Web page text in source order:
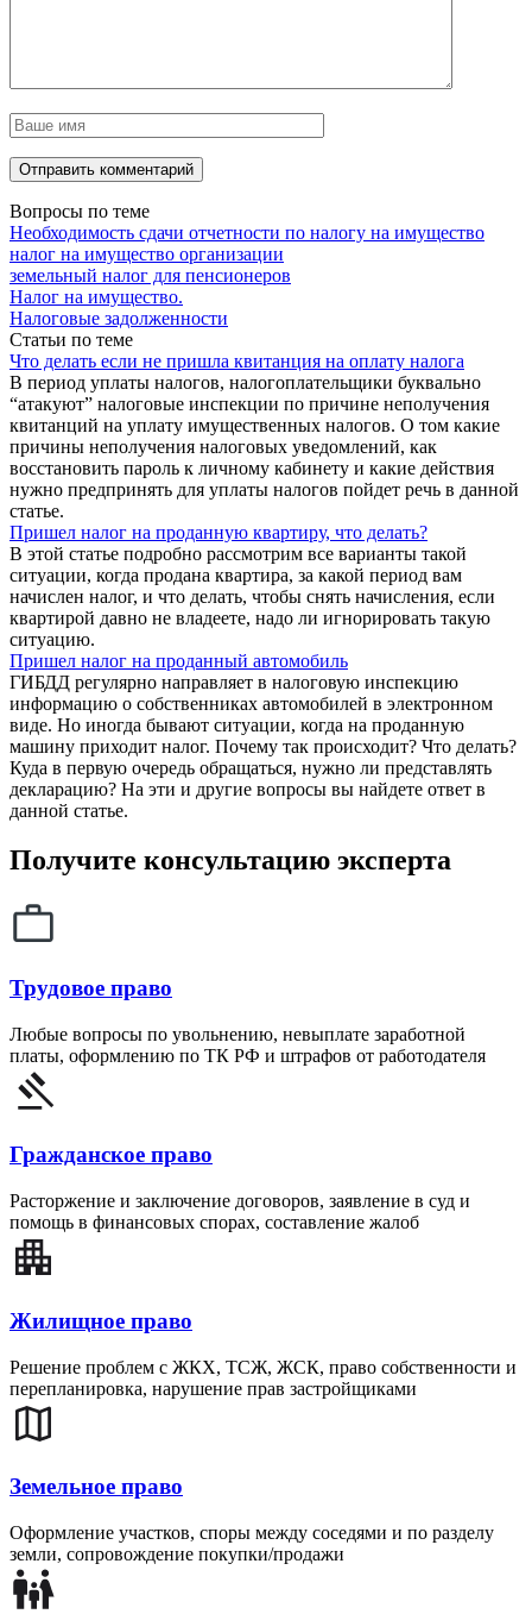
Вопросы по теме
Необходимость сдачи отчетности по налогу на имущество
налог на имущество организации
земельный налог для пенсионеров
Налог на имущество.
Налоговые задолженности
Статьи по теме
Что делать если не пришла квитанция на оплату налога
В период уплаты налогов, налогоплательщики буквально
“атакуют” налоговые инспекции по причине неполучения
квитанций на уплату имущественных налогов. О том какие
причины неполучения налоговых уведомлений, как
восстановить пароль к личному кабинету и какие действия
нужно предпринять для уплаты налогов пойдет речь в данной
статье.
Пришел налог на проданную квартиру, что делать?
В этой статье подробно рассмотрим все варианты такой
ситуации, когда продана квартира, за какой период вам
начислен налог, и что делать, чтобы снять начисления, если
квартирой давно не владеете, надо ли игнорировать такую
ситуацию.
Пришел налог на проданный автомобиль
ГИБДД регулярно направляет в налоговую инспекцию
информацию о собственниках автомобилей в электронном
виде. Но иногда бывают ситуации, когда на проданную
машину приходит налог. Почему так происходит? Что делать?
Куда в первую очередь обращаться, нужно ли представлять
декларацию? На эти и другие вопросы вы найдете ответ в
данной статье.
Получите консультацию эксперта
Трудовое право
Любые вопросы по увольнению, невыплате заработной
платы, оформлению по ТК РФ и штрафов от работодателя
Гражданское право
Расторжение и заключение договоров, заявление в суд и
помощь в финансовых спорах, составление жалоб
Жилищное право
Решение проблем с ЖКХ, ТСЖ, ЖСК, право собственности и
перепланировка, нарушение прав застройщиками
Земельное право
Оформление участков, споры между соседями и по разделу
земли, сопровождение покупки/продажи